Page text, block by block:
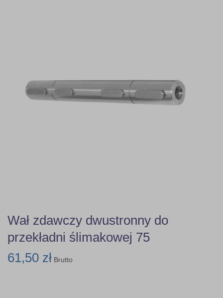
Wał zdawczy dwustronny do
przekładni ślimakowej 75
61,50 zł Brutto